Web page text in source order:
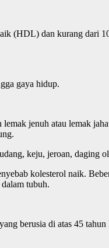
(HDL) dan kurang dari
gaya hidup.
jenuh atau lemak
keju, jeroan, daging
kolesterol naik.
tubuh.
berusia di atas 45